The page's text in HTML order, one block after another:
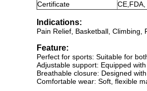
Certificate
Indications:
Pain Relief, Basketball, Climbing,
Feature:
Perfect for sports: Suitable for
Adjustable support: Equipped
Breathable closure: Designed
Comfortable wear: Soft, flexible